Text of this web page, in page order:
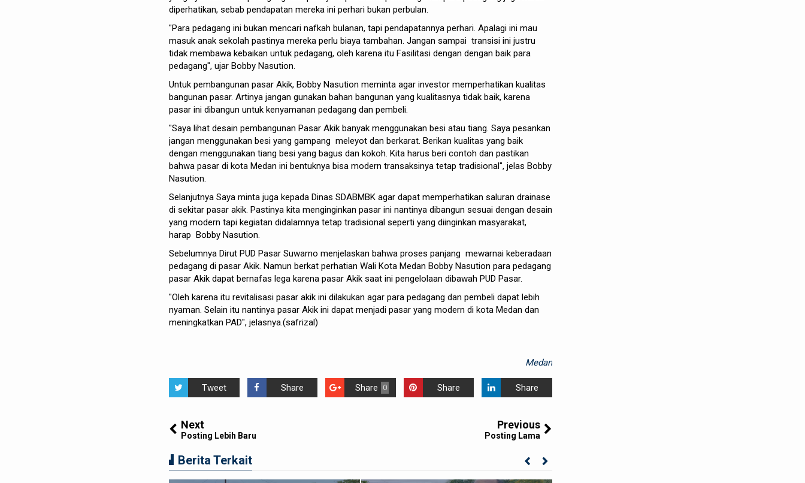
diperhatikan, sebab pendapatan mereka ini perhari bukan perbulan.
"Para pedagang ini bukan mencari nafkah bulanan, tapi pendapatannya perhari. Apalagi ini mau
masuk anak sekolah pastinya mereka perlu biaya tambahan. Jangan sampai transisi ini justru
tidak membawa kebaikan untuk pedagang, oleh karena itu Fasilitasi dengan dengan baik para
pedagang", ujar Bobby Nasution.
Untuk pembangunan pasar Akik, Bobby Nasution meminta agar investor memperhatikan kualitas
bangunan pasar. Artinya jangan gunakan bahan bangunan yang kualitasnya tidak baik, karena
pasar ini dibangun untuk kenyamanan pedagang dan pembeli.
"Saya lihat desain pembangunan Pasar Akik banyak menggunakan besi atau tiang. Saya pesankan
jangan menggunakan besi yang gampang meleyot dan berkarat. Berikan kualitas yang baik
dengan menggunakan tiang besi yang bagus dan kokoh. Kita harus beri contoh dan pastikan
bahwa pasar di kota Medan ini bentuknya bisa modern transaksinya tetap tradisional", jelas Bobby
Nasution.
Selanjutnya Saya minta juga kepada Dinas SDABMBK agar dapat memperhatikan saluran drainase
di sekitar pasar akik. Pastinya kita menginginkan pasar ini nantinya dibangun sesuai dengan desain
yang modern tapi kegiatan didalamnya tetap tradisional seperti yang diinginkan masyarakat,
harap Bobby Nasution.
Sebelumnya Dirut PUD Pasar Suwarno menjelaskan bahwa proses panjang mewarnai keberadaan
pedagang di pasar Akik. Namun berkat perhatian Wali Kota Medan Bobby Nasution para pedagang
pasar Akik dapat bernafas lega karena pasar Akik saat ini pengelolaan dibawah PUD Pasar.
"Oleh karena itu revitalisasi pasar akik ini dilakukan agar para pedagang dan pembeli dapat lebih
nyaman. Selain itu nantinya pasar Akik ini dapat menjadi pasar yang modern di kota Medan dan
meningkatkan PAD", jelasnya.(safrizal)
Medan
Tweet Share 0
Share Share Share
Next
Posting Lebih Baru
Previous
Posting Lama
Berita Terkait